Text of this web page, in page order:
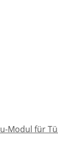
Modul für